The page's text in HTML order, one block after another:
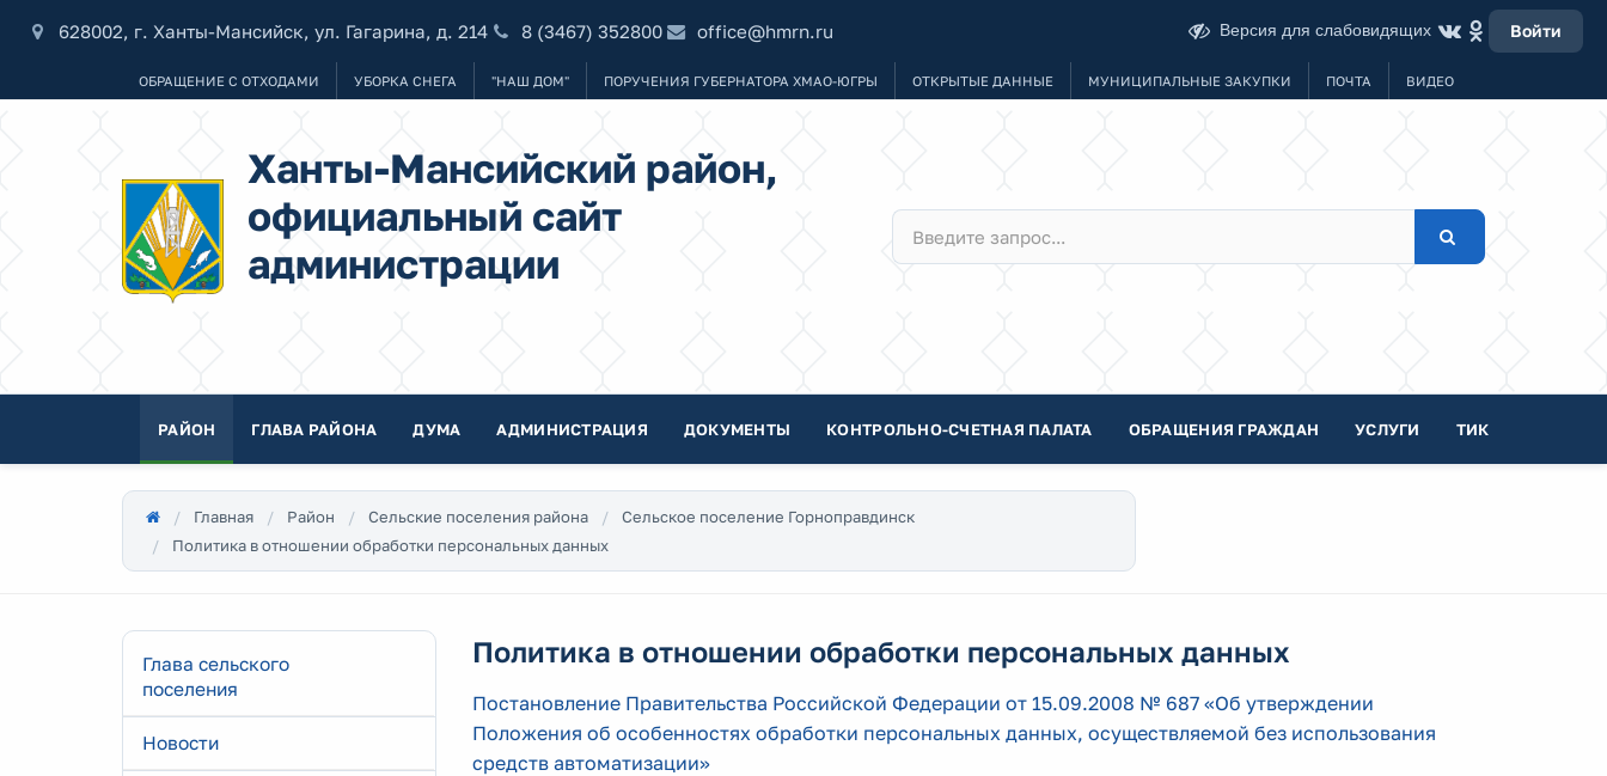
628002, г. Ханты-Мансийск, ул. Гагарина, д. 214 8 (3467) 352800 office@hmrn.ru Версия для слабовидящих Войти
ОБРАЩЕНИЕ С ОТХОДАМИ УБОРКА СНЕГА "НАШ ДОМ" ПОРУЧЕНИЯ ГУБЕРНАТОРА ХМАО-ЮГРЫ ОТКРЫТЫЕ ДАННЫЕ МУНИЦИПАЛЬНЫЕ ЗАКУПКИ ПОЧТА ВИДЕО
Ханты-Мансийский район,
официальный сайт
администрации
РАЙОН ГЛАВА РАЙОНА ДУМА АДМИНИСТРАЦИЯ ДОКУМЕНТЫ КОНТРОЛЬНО-СЧЕТНАЯ ПАЛАТА ОБРАЩЕНИЯ ГРАЖДАН УСЛУГИ ТИК
Главная Район Сельские поселения района
Сельское поселение Горноправдинск
Политика в отношении обработки персональных данных
Глава сельского
поселения
Новости
Политика в отношении обработки персональных данных
Постановление Правительства Российской Федерации от 15.09.2008 № 687 «Об утверждении
Положения об особенностях обработки персональных данных, осуществляемой без использования
средств автоматизации»